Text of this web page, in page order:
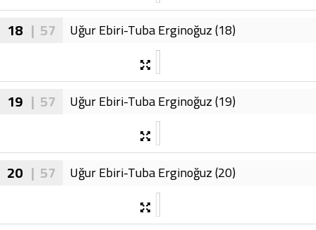
18 | 57 Uğur Ebiri-Tuba Erginoğuz (18)
19 | 57 Uğur Ebiri-Tuba Erginoğuz (19)
20 | 57 Uğur Ebiri-Tuba Erginoğuz (20)